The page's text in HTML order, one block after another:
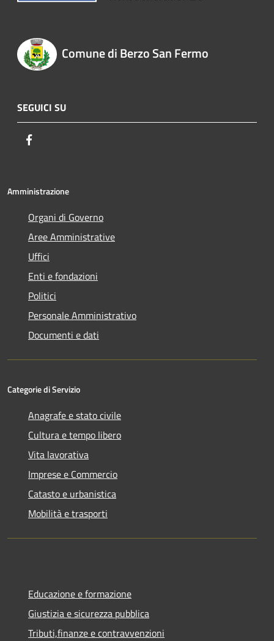
Comune di Berzo San Fermo
SEGUICI SU
Amministrazione
Organi di Governo
Aree Amministrative
Uffici
Enti e fondazioni
Politici
Personale Amministrativo
Documenti e dati
Categorie di Servizio
Anagrafe e stato civile
Cultura e tempo libero
Vita lavorativa
Imprese e Commercio
Catasto e urbanistica
Mobilità e trasporti
Educazione e formazione
Giustizia e sicurezza pubblica
Tributi,finanze e contravvenzioni